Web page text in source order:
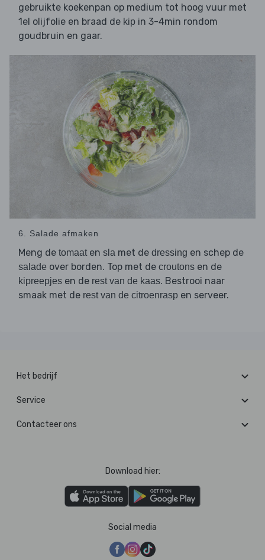
gebruikte koekenpan op medium tot hoog vuur met
1el olijfolie en braad de kip in 3-4min rondom
goudbruin en gaar.
6. Salade afmaken
Meng de tomaaten sla met de dressing en schep de
salade over borden. Top met de croutons en de
kipreepjes en de rest van de kaas. Bestrooi naar
smaak met de rest van de citroenrasp en serveer.
Het bedrijf
Service
Contacteer ons
Download hier:
Social media